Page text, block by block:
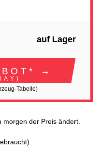
auf Lager
→
Tabelle)
morgen der Preis ändert.